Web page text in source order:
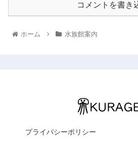
コメントを書き
ホーム 水族館案内
プライバシーポリシー